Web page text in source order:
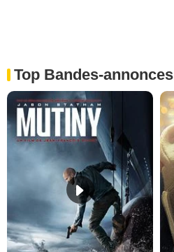
Top Bandes-annonces